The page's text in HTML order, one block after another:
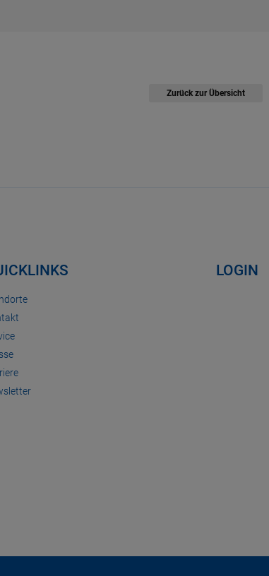
Zurück zur Übersicht
LOGIN